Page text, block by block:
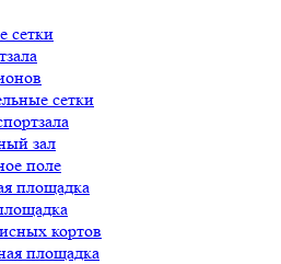
сетки
сетки
зал
поле
площадка
кортов
площадка